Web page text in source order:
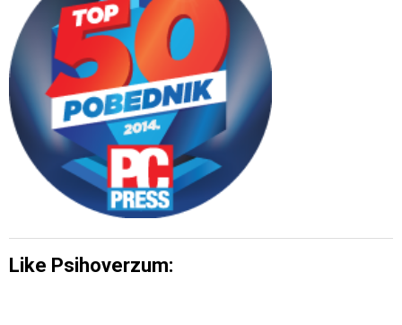
Like Psihoverzum: